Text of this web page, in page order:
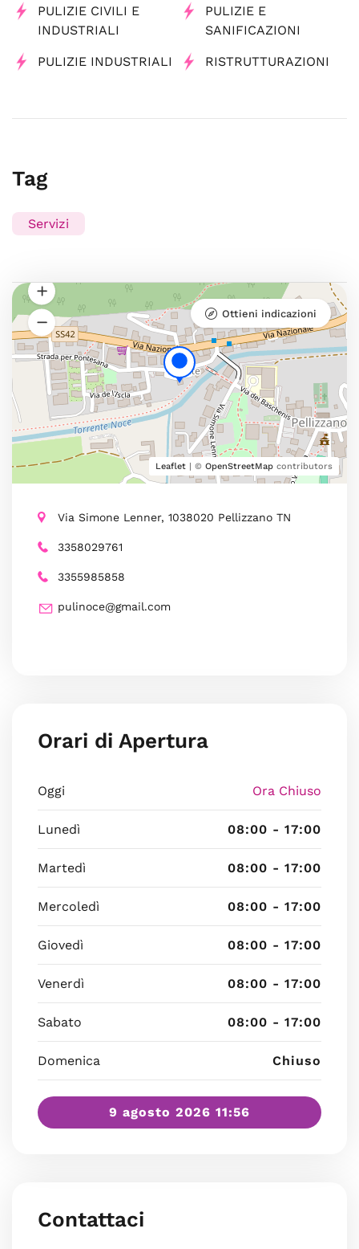
PULIZIE CIVILI E
INDUSTRIALI
PULIZIE E
SANIFICAZIONI
PULIZIE INDUSTRIALI RISTRUTTURAZIONI
Tag
Servizi
Leaflet | © OpenStreetMap contributors
Ottieni indicazioni
Via Simone Lenner, 1038020 Pellizzano TN
3358029761
3355985858
pulinoce@gmail.com
Orari di Apertura
Oggi Ora Chiuso
Lunedì 08:00 - 17:00
Martedì 08:00 - 17:00
Mercoledì 08:00 - 17:00
Giovedì 08:00 - 17:00
Venerdì 08:00 - 17:00
Sabato 08:00 - 17:00
Domenica Chiuso
9 agosto 2026 11:56
Contattaci